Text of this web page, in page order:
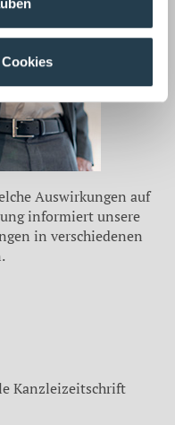
u. v. m.
Auswirkungen auf
informiert unsere
in verschiedenen
Kanzleizeitschrift